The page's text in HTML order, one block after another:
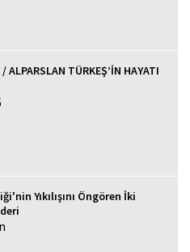
ALPARSLAN TÜRKEŞ’İN HAYATI
Yıkılışını Öngören İki